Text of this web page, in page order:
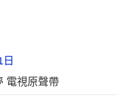
電視原聲帶